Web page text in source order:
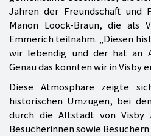
Jahren der Freundschaft und
Manon Loock-Braun, die
Emmerich teilnahm. „Diesen
wir lebendig und der hat an
Genau das konnten wir in Visby
Diese Atmosphäre zeigte
historischen Umzügen, bei
durch die Altstadt von Visby
Besucherinnen sowie